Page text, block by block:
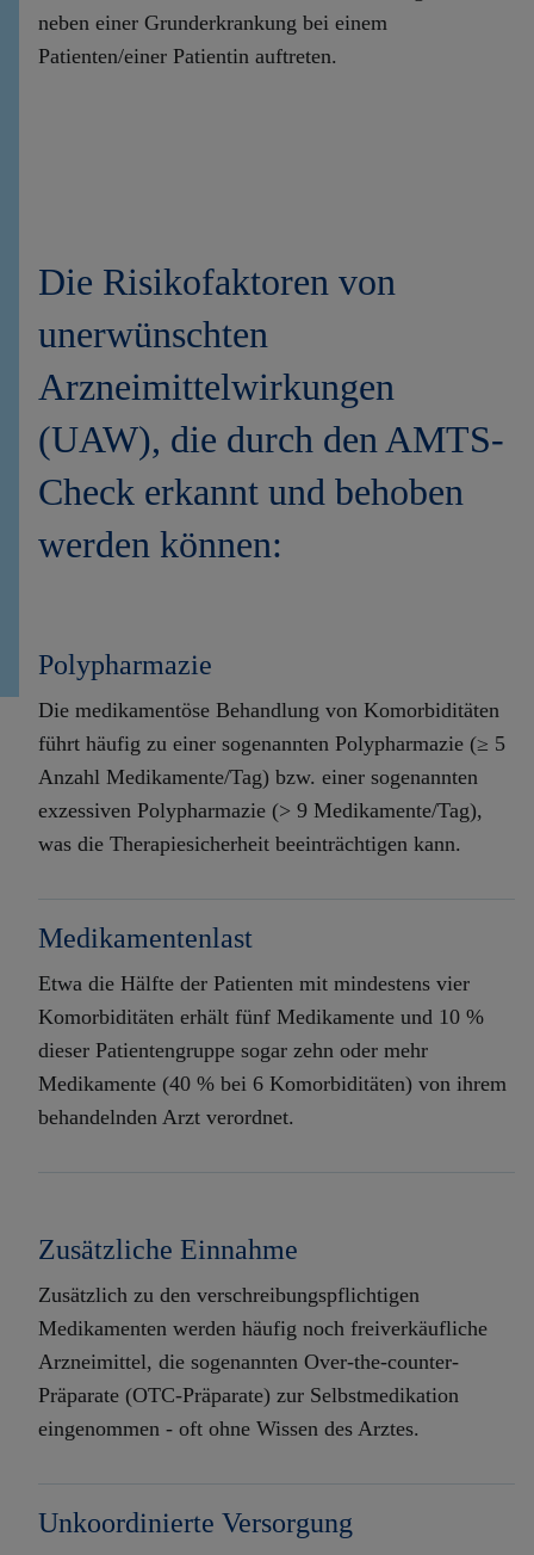
neben einer Grunderkrankung bei einem
Patienten/einer Patientin auftreten.
Die Risikofaktoren von
unerwünschten
Arzneimittelwirkungen
(UAW), die durch den AMTS-
Check erkannt und behoben
werden können:
Polypharmazie
Die medikamentöse Behandlung von Komorbiditäten
führt häufig zu einer sogenannten Polypharmazie (≥ 5
Anzahl Medikamente/Tag) bzw. einer sogenannten
exzessiven Polypharmazie (> 9 Medikamente/Tag),
was die Therapiesicherheit beeinträchtigen kann.
Medikamentenlast
Etwa die Hälfte der Patienten mit mindestens vier
Komorbiditäten erhält fünf Medikamente und 10 %
dieser Patientengruppe sogar zehn oder mehr
Medikamente (40 % bei 6 Komorbiditäten) von ihrem
behandelnden Arzt verordnet.
​Zusätzliche Einnahme
Zusätzlich zu den verschreibungspflichtigen
Medikamenten werden häufig noch freiverkäufliche
Arzneimittel, die sogenannten Over-the-counter-
Präparate (OTC-Präparate) zur Selbstmedikation
eingenommen - oft ohne Wissen des Arztes.
Unkoordinierte Versorgung